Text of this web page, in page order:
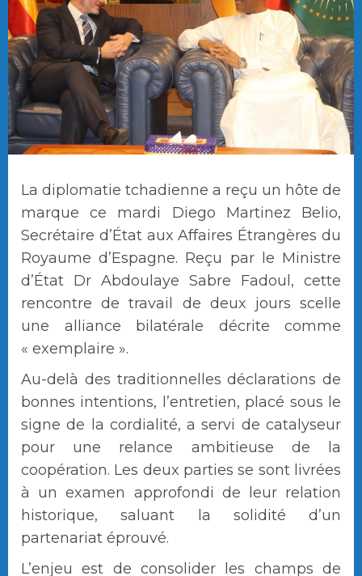
La diplomatie tchadienne a reçu un hôte de
marque ce mardi Diego Martinez Belio,
Secrétaire d’État aux Affaires Étrangères du
Royaume d’Espagne. Reçu par le Ministre
d’État Dr Abdoulaye Sabre Fadoul, cette
rencontre de travail de deux jours scelle
une alliance bilatérale décrite comme
« exemplaire ».
Au-delà des traditionnelles déclarations de
bonnes intentions, l’entretien, placé sous le
signe de la cordialité, a servi de catalyseur
pour une relance ambitieuse de la
coopération. Les deux parties se sont livrées
à un examen approfondi de leur relation
historique, saluant la solidité d’un
partenariat éprouvé.
L’enjeu est de consolider les champs de